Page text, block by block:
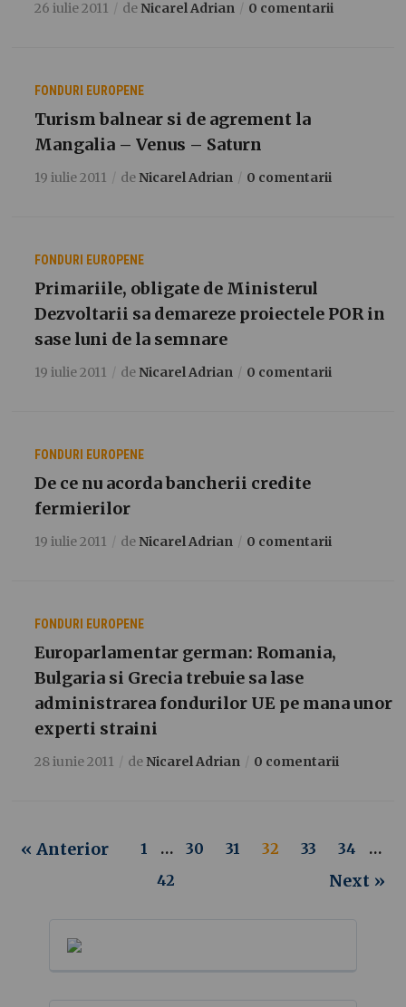
26 iulie 2011 deNicarel Adrian 0 comentarii
FONDURI EUROPENE
Turism balnear si de agrement la
Mangalia – Venus – Saturn
19 iulie 2011 deNicarel Adrian 0 comentarii
FONDURI EUROPENE
Primariile, obligate de Ministerul
Dezvoltarii sa demareze proiectele POR in
sase luni de la semnare
19 iulie 2011 deNicarel Adrian 0 comentarii
FONDURI EUROPENE
De ce nu acorda bancherii credite
fermierilor
19 iulie 2011 deNicarel Adrian 0 comentarii
FONDURI EUROPENE
Europarlamentar german: Romania,
Bulgaria si Grecia trebuie sa lase
administrarea fondurilor UE pe mana unor
experti straini
28 iunie 2011 deNicarel Adrian 0 comentarii
« Anterior 1 … 30 31 32 33 34
…
42
Next »